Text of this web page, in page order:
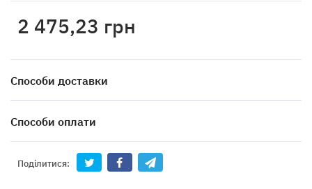
2 475,23 грн
Способи доставки
Способи оплати
Поділитися: